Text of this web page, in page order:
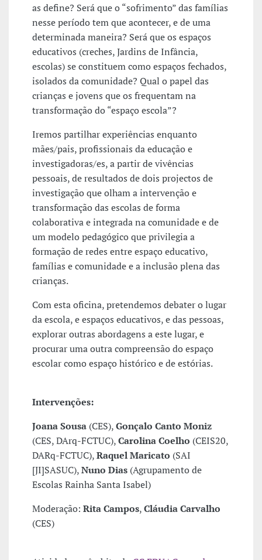
as define? Será que o “sofrimento” das famílias
nesse período tem que acontecer, e de uma
determinada maneira? Será que os espaços
educativos (creches, Jardins de Infância,
escolas) se constituem como espaços fechados,
isolados da comunidade? Qual o papel das
crianças e jovens que os frequentam na
transformação do “espaço escola”?
Iremos partilhar experiências enquanto
mães/pais, profissionais da educação e
investigadoras/es, a partir de vivências
pessoais, de resultados de dois projectos de
investigação que olham a intervenção e
transformação das escolas de forma
colaborativa e integrada na comunidade e de
um modelo pedagógico que privilegia a
formação de redes entre espaço educativo,
famílias e comunidade e a inclusão plena das
crianças.
Com esta oficina, pretendemos debater o lugar
da escola, e espaços educativos, e das pessoas,
explorar outras abordagens a este lugar, e
procurar uma outra compreensão do espaço
escolar como espaço histórico e de estórias.
Intervenções:
Joana Sousa (CES),Gonçalo Canto Moniz
(CES, DArq-FCTUC),Carolina Coelho (CEIS20,
DARq-FCTUC),Raquel Maricato (SAI
[JI]SASUC),Nuno Dias (Agrupamento de
Escolas Rainha Santa Isabel)
Moderação: Rita Campos,Cláudia Carvalho
(CES)